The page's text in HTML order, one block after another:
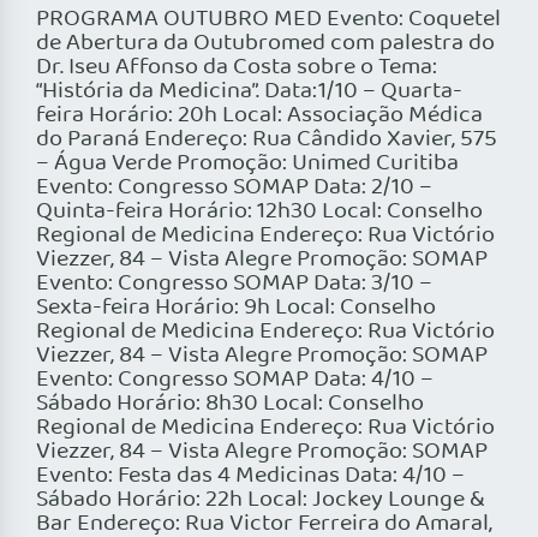
PROGRAMA OUTUBRO MED Evento: Coquetel
de Abertura da Outubromed com palestra do
Dr. Iseu Affonso da Costa sobre o Tema:
“História da Medicina”. Data:1/10 – Quarta-
feira Horário: 20h Local: Associação Médica
do Paraná Endereço: Rua Cândido Xavier, 575
– Água Verde Promoção: Unimed Curitiba
Evento: Congresso SOMAP Data: 2/10 –
Quinta-feira Horário: 12h30 Local: Conselho
Regional de Medicina Endereço: Rua Victório
Viezzer, 84 – Vista Alegre Promoção: SOMAP
Evento: Congresso SOMAP Data: 3/10 –
Sexta-feira Horário: 9h Local: Conselho
Regional de Medicina Endereço: Rua Victório
Viezzer, 84 – Vista Alegre Promoção: SOMAP
Evento: Congresso SOMAP Data: 4/10 –
Sábado Horário: 8h30 Local: Conselho
Regional de Medicina Endereço: Rua Victório
Viezzer, 84 – Vista Alegre Promoção: SOMAP
Evento: Festa das 4 Medicinas Data: 4/10 –
Sábado Horário: 22h Local: Jockey Lounge &
Bar Endereço: Rua Victor Ferreira do Amaral,